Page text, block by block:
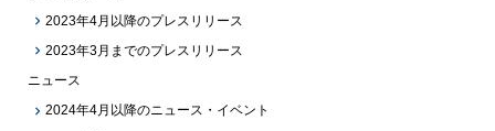
2023年4月以降のプレスリリース
2023年3月までのプレスリリース
ニュース
2024年4月以降のニュース・イベント